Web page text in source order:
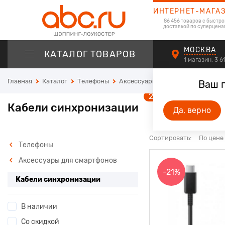
ИНТЕРНЕТ-
86 456 товаров с
доставкой по
КАТАЛОГ ТОВАРОВ
Ваш
Да, верно
МОСКВА
1 магазин, 3
Главная Каталог Телефоны Аксессуары для смартфонов
Кабели синхронизации
25
Телефоны
Аксессуары для смартфонов
Кабели синхронизации
В наличии
Со скидкой
Сортировать: По цене
-21%